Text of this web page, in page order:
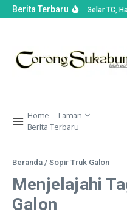
Berita Terbaru
Persib Bandung Gelar TC,
Home
Laman
Berita Terbaru
Beranda / Sopir Truk Galon
Menjelajahi
Galon